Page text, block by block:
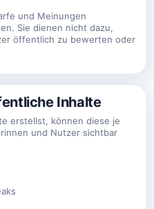
und Meinungen
Sie dienen nicht dazu,
öffentlich zu bewerten oder
Inhalte
erstellst, können diese je
und Nutzer sichtbar